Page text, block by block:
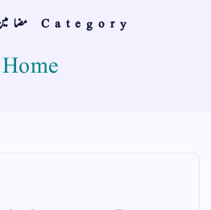
اک نسخہCategory مضامین و مقالات
Home